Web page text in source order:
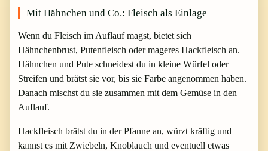
Mit Hähnchen und Co.: Fleisch als Einlage
Wenn du Fleisch im Auflauf magst, bietet sich
Hähnchenbrust, Putenfleisch oder mageres Hackfleisch an.
Hähnchen und Pute schneidest du in kleine Würfel oder
Streifen und brätst sie vor, bis sie Farbe angenommen haben.
Danach mischst du sie zusammen mit dem Gemüse in den
Auflauf.
Hackfleisch brätst du in der Pfanne an, würzt kräftig und
kannst es mit Zwiebeln, Knoblauch und eventuell etwas